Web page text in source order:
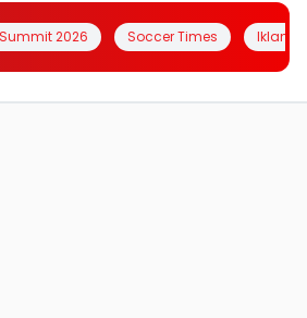
2026 Soccer Times Iklanin